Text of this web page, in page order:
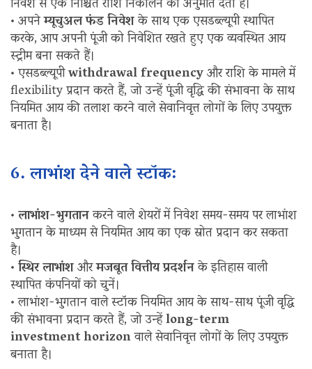
निवेश से एक निश्चित राशि निकालने की अनुमति देता है।
• अपनेम्यूचुअल फंड निवेशके साथ एक एसडब्ल्यूपी स्थापित
करके, आप अपनी पूंजी को निवेशित रखते हुए एक व्यवस्थित आय
स्ट्रीम बना सकते हैं।
• एसडब्ल्यूपीwithdrawal frequencyऔर राशि के मामले में
flexibility प्रदान करते हैं, जो उन्हें पूंजी वृद्धि की संभावना के साथ
नियमित आय की तलाश करने वाले सेवानिवृत्त लोगों के लिए उपयुक्त
बनाता है।
6. लाभांश देने वाले स्टॉक:
•लाभांश-भुगतानकरने वाले शेयरों में निवेश समय-समय पर लाभांश
भुगतान के माध्यम से नियमित आय का एक स्रोत प्रदान कर सकता
है।
•स्थिर लाभांशऔरमजबूत वित्तीय प्रदर्शनके इतिहास वाली
स्थापित कंपनियों को चुनें।
• लाभांश-भुगतान वाले स्टॉक नियमित आय के साथ-साथ पूंजी वृद्धि
की संभावना प्रदान करते हैं, जो उन्हेंlong-term
investment horizonवाले सेवानिवृत्त लोगों के लिए उपयुक्त
बनाता है।